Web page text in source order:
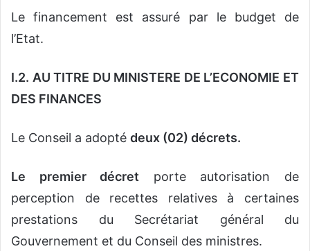
Le financement est assuré par le budget de
l’Etat.
I.2. AU TITRE DU MINISTERE DE L’ECONOMIE ET
DES FINANCES
Le Conseil a adopté deux (02) décrets.
Le premier décret porte autorisation de
perception de recettes relatives à certaines
prestations du Secrétariat général du
Gouvernement et du Conseil des ministres.